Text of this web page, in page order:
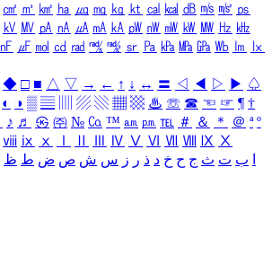
㎠ ㎡ ㎢ ㏊ ㎍ ㎎ ㎏ ㏏ ㎈ ㎉ ㏈ ㎧ ㎨ ㎰
㎸ ㎹ ㎀ ㎁ ㎂ ㎃ ㎄ ㎺ ㎻ ㎽ ㎾ ㎿ ㎐ ㎑
㎋ ㎌ ㏖ ㏅ ㎭ ㎮ ㎯ ㏛ ㎩ ㎪ ㎫ ㎬ ㏝ ㏐
㏓
◆ □ ■ △ ▽ → ← ↑ ↓ ↔ 〓 ◁ ◀ ▷ ▶ ♤
◐ ◑ ▒ ▤ ▨ ▧ ▦ ▩ ♨ ☏ ☎ ☜ ☞ ¶ †
♪ ♬ ㉿ ㈜ № ㏇ ™ ㏂ ㏘ ℡ ＃ ＆ ＊ ＠ ª º
ⅷ ⅸ ⅹ Ⅳ Ⅴ Ⅵ Ⅶ Ⅷ Ⅸ Ⅹ
ب ت ث ج ح خ د ذ ر ز س ش ص ض ط ظ